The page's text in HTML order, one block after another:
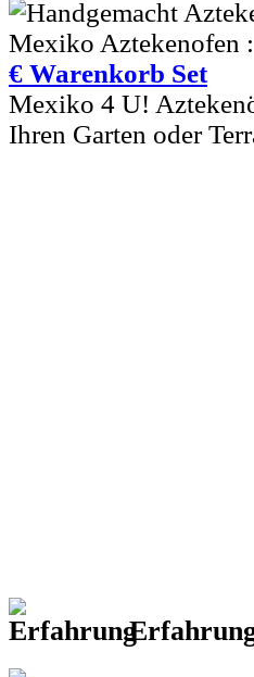
€ Warenkorb Set
Mexiko 4 U!
Ihren Garten oder